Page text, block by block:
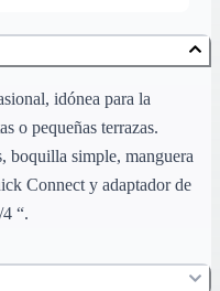
idónea para la
o pequeñas terrazas.
boquilla simple, manguera
Connect y adaptador de
“.